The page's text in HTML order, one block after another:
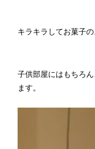
キラキラしてお菓子
子供部屋にはもちろ
ます。